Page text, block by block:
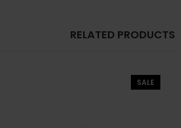
RELATED PRODUCTS
SALE